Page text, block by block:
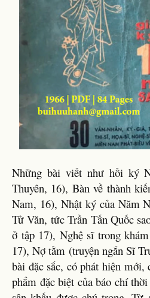
Những bài viết như hồi ký
Thuyên, 16), Bàn về thành
Nam, 16), Nhật ký của Năm
Tử Văn, tức Trần Tấn Quốc
ở tập 17), Nghệ sĩ trong
17), Nợ tằm (truyện ngắn Sĩ
bài đặc sắc, có phát hiện mới,
phẩm đặc biệt của báo chí